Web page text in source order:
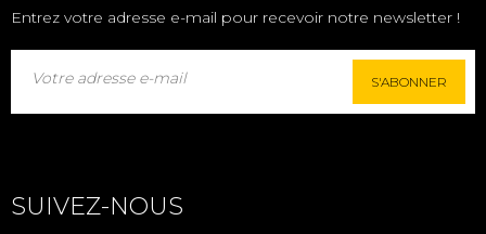
Entrez votre adresse e-mail pour recevoir notre newsletter !
S'ABONNER
SUIVEZ-NOUS